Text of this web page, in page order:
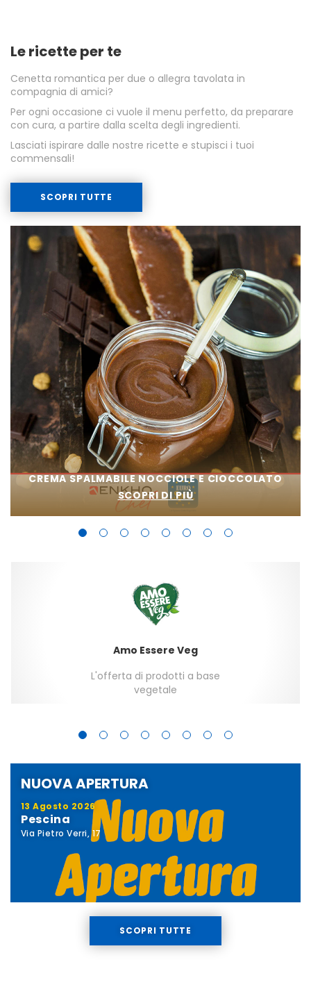
Le ricette per te
Cenetta romantica per due o allegra tavolata in
compagnia di amici?
Per ogni occasione ci vuole il menu perfetto, da preparare
con cura, a partire dalla scelta degli ingredienti.
Lasciati ispirare dalle nostre ricette e stupisci i tuoi
commensali!
SCOPRI TUTTE
CREMA SPALMABILE NOCCIOLE E CIOCCOLATO
SCOPRI DI PIÙ
Amo Essere Veg
L'offerta di prodotti a base
vegetale
NUOVA APERTURA
13 Agosto 2026
Pescina
Via Pietro Verri, 17
SCOPRI TUTTE